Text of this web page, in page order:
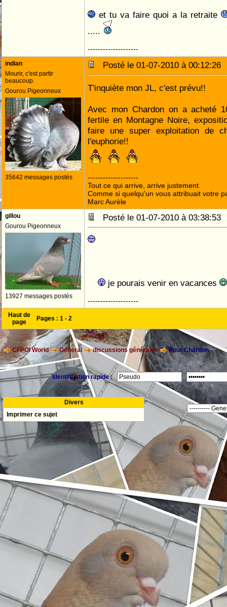
et tu va faire quoi a la retraite
.....
--------------------
indian
Mourir, c'est partir
beaucoup.
Gourou Pigeonneux
35642 messages postés
Posté le 01-07-2010 à
T'inquiète mon JL, c'est prévu!!
Avec mon Chardon on a acheté
fertile en Montagne Noire,
faire une super exploitation de
l'euphorie!!
--------------------
Tout ce qui arrive, arrive justement.
Comme si quelqu'un vous attribuait votre
Marc Aurèle
gillou
Gourou Pigeonneux
13927 messages postés
Posté le 01-07-2010 à
je pourais venir en vacances
--------------------
Haut de
page
Pages : 1 - 2
CFPOI World General discussions générales Pour Chardon
Identification rapide :
Divers
Imprimer ce sujet